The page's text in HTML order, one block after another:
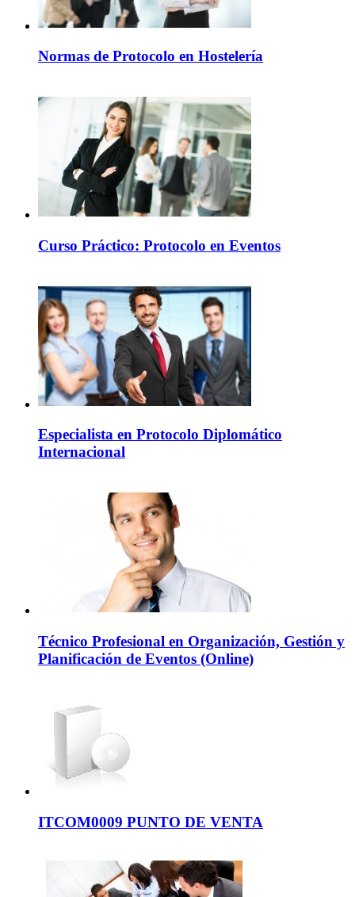
Normas de Protocolo en Hostelería
Curso Práctico: Protocolo en Eventos
Especialista en Protocolo Diplomático
Internacional
Técnico Profesional en Organización, Gestión y
Planificación de Eventos (Online)
ITCOM0009 PUNTO DE VENTA